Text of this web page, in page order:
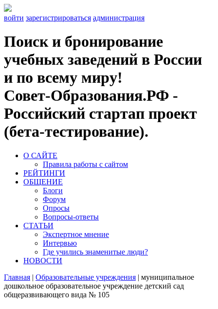
войти зарегистрироваться администрация
Поиск и бронирование
учебных заведений в России
и по всему миру!
Совет-Образования.РФ -
Российский стартап проект
(бета-тестирование).
О САЙТЕ
Правила работы с сайтом
РЕЙТИНГИ
ОБЩЕНИЕ
Блоги
Форум
Опросы
Вопросы-ответы
СТАТЬИ
Экспертное мнение
Интервью
Где учились знаменитые люди?
НОВОСТИ
Главная | Образовательные учреждения | муниципальное
дошкольное образовательное учреждение детский сад
общеразвивающего вида № 105